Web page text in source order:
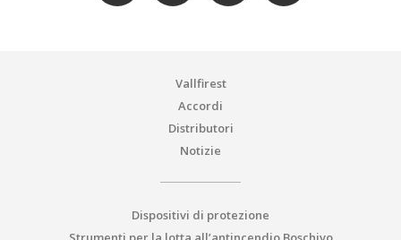
Vallfirest
Accordi
Distributori
Notizie
Dispositivi di protezione